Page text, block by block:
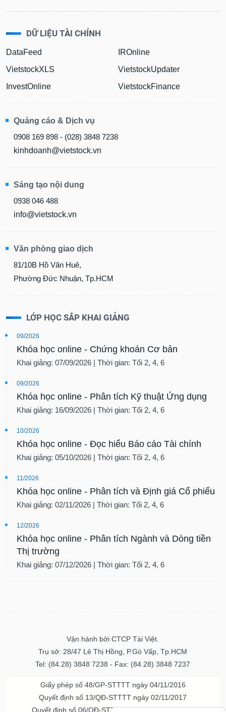
DỮ LIỆU TÀI CHÍNH
DataFeed
VietstockXLS
InvestOnline
IROnline
VietstockUpdater
VietstockFinance
Quảng cáo & Dịch vụ
0908 169 898 - (028) 3848 7238
kinhdoanh@vietstock.vn
Sáng tạo nội dung
0938 046 488
info@vietstock.vn
Văn phòng giao dịch
81/10B Hồ Văn Huê,
Phường Đức Nhuận, Tp.HCM
LỚP HỌC SẮP KHAI GIẢNG
09/2026
Khóa học online - Chứng khoán Cơ bản
Khai giảng: 07/09/2026 | Thời gian: Tối 2, 4, 6
09/2026
Khóa học online - Phân tích Kỹ thuật Ứng dụng
Khai giảng: 16/09/2026 | Thời gian: Tối 2, 4, 6
10/2026
Khóa học online - Đọc hiểu Báo cáo Tài chính
Khai giảng: 05/10/2026 | Thời gian: Tối 2, 4, 6
11/2026
Khóa học online - Phân tích và Định giá Cổ phiếu
Khai giảng: 02/11/2026 | Thời gian: Tối 2, 4, 6
12/2026
Khóa học online - Phân tích Ngành và Dòng tiền
Thị trường
Khai giảng: 07/12/2026 | Thời gian: Tối 2, 4, 6
Vận hành bởi CTCP Tài Việt.
Trụ sở: 28/47 Lê Thị Hồng, P.Gò Vấp, Tp.HCM
Tel: (84.28) 3848 7238 - Fax: (84.28) 3848 7237
Giấy phép số 48/GP-STTTT ngày 04/11/2016
Quyết định số 13/QĐ-STTTT ngày 02/11/2017
Quyết định số 06/QĐ-STTTT-ICP ngày 20/07/2023